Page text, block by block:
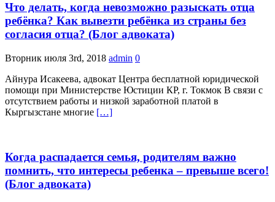
Что делать, когда невозможно разыскать отца
ребёнка? Как вывезти ребёнка из страны без
согласия отца? (Блог адвоката)
Вторник июля 3rd, 2018 admin 0
Айнура Исакеева, адвокат Центра бесплатной юридической
помощи при Министерстве Юстиции КР, г. Токмок В связи с
отсутствием работы и низкой заработной платой в
Кыргызстане многие […]
Когда распадается семья, родителям важно
помнить, что интересы ребенка – превыше всего!
(Блог адвоката)